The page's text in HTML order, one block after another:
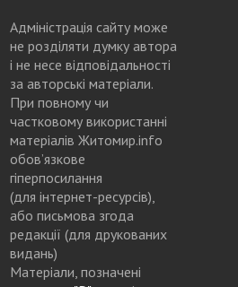
Адміністрація сайту може
не розділяти думку автора
і не несе відповідальності
за авторські матеріали.
При повному чи
частковому використанні
матеріалів Житомир.info
обов’язкове
гіперпосилання
(для інтернет-ресурсів),
або письмова згода
редакції (для друкованих
видань)
Матеріали, позначені